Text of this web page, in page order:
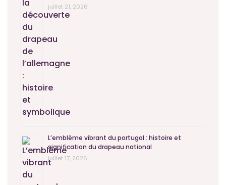
juillet 21, 2026
L’emblème vibrant du portugal : histoire et
signification du drapeau national
juillet 17, 2026